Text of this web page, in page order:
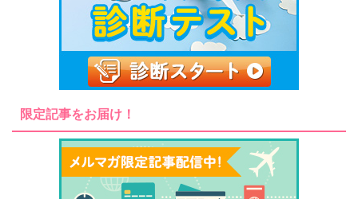
限定記事をお届け！